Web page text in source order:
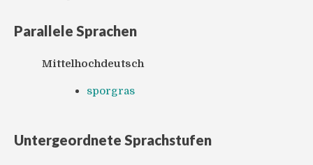
Parallele Sprachen
Mittelhochdeutsch
sporgras
Untergeordnete Sprachstufen